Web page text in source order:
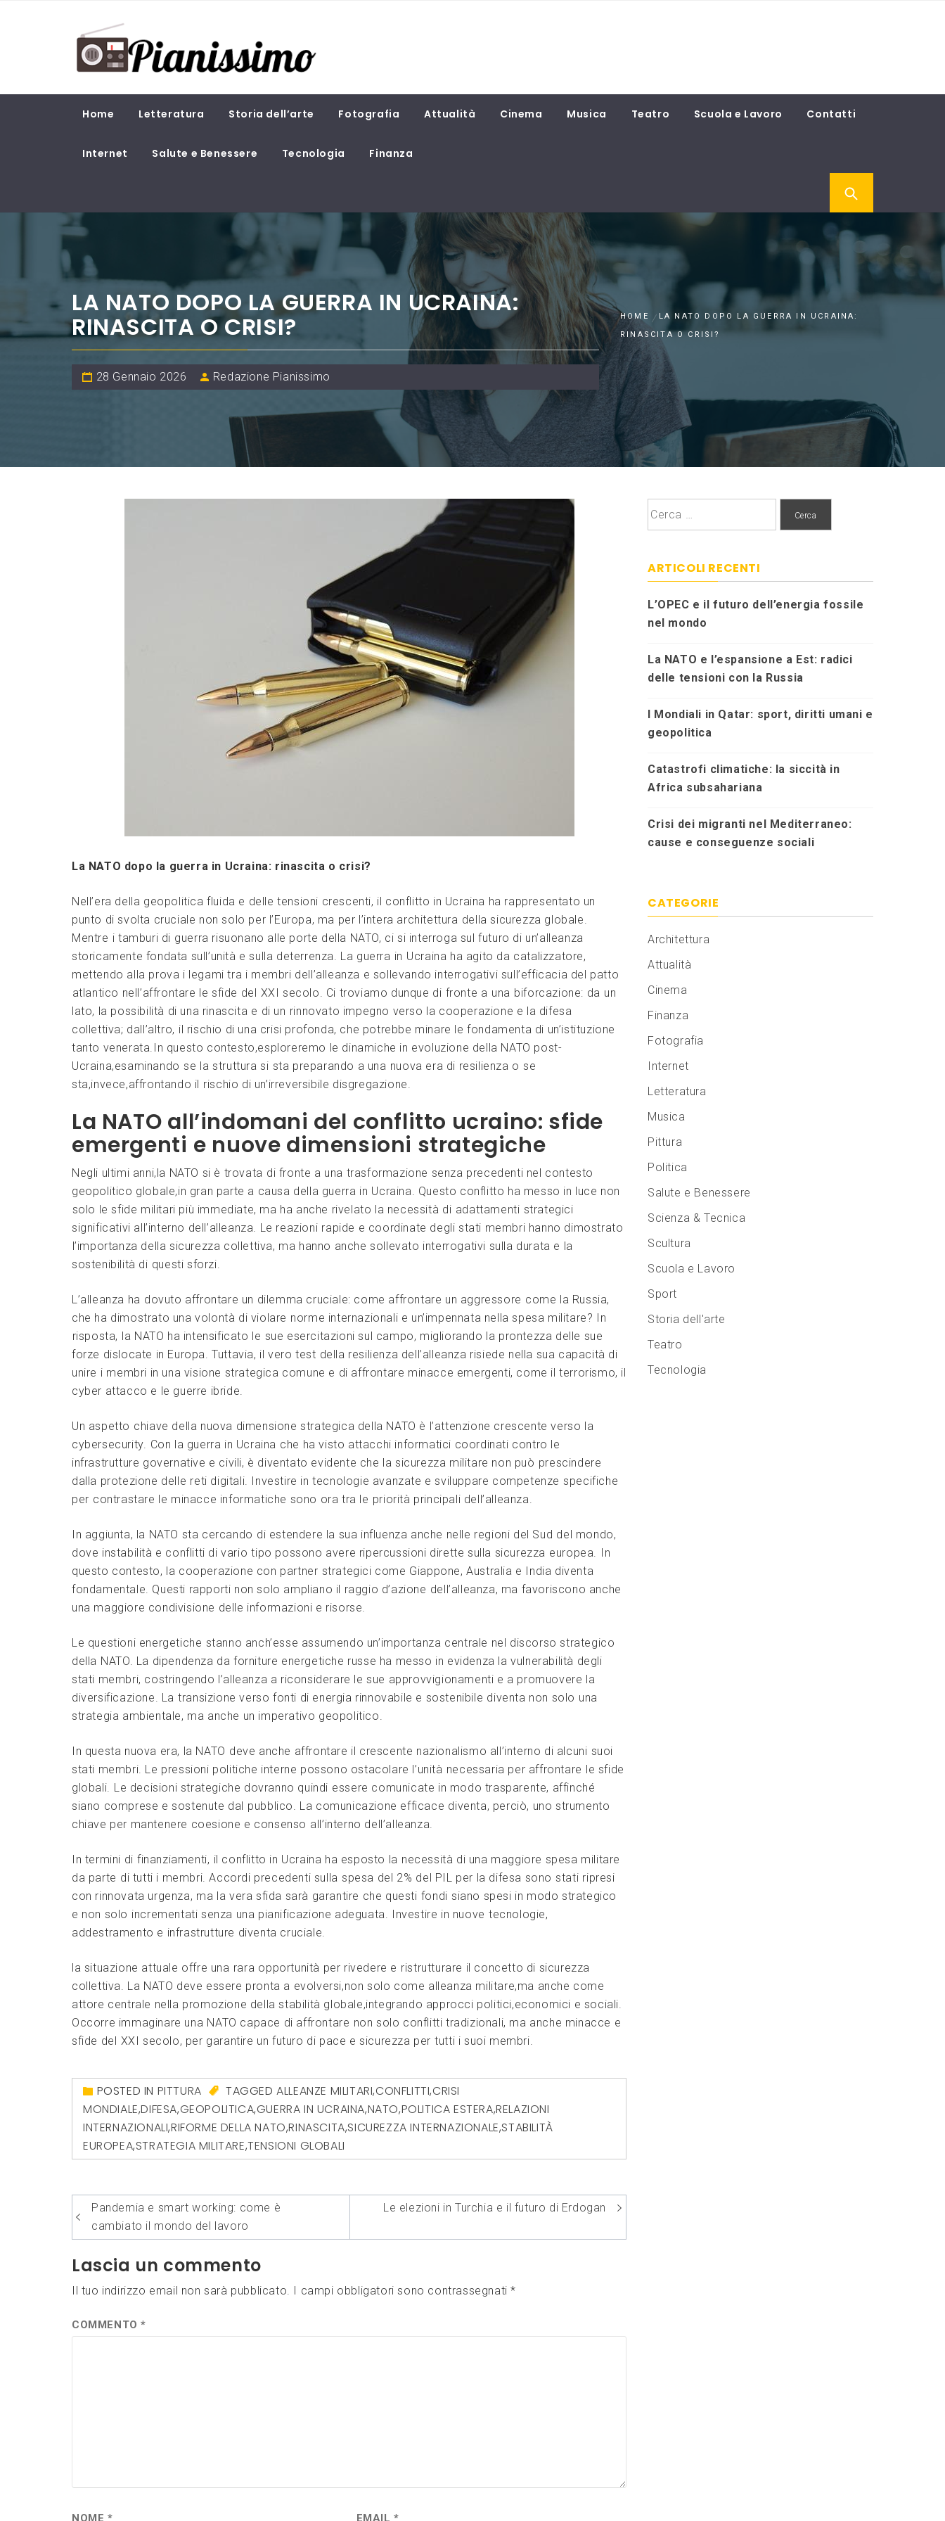
PIANISSIMO
Home Letteratura Storia dell’arte Fotografia Attualità Cinema Musica Teatro Scuola e Lavoro Contatti
Internet Salute e Benessere Tecnologia Finanza
LA NATO DOPO LA GUERRA IN UCRAINA:
RINASCITA O CRISI?
28 Gennaio 2026 Redazione Pianissimo
HOME
LA NATO DOPO LA GUERRA IN UCRAINA:
RINASCITA O CRISI?
La NATO ‍dopo​ la ‍guerra in Ucraina: rinascita o crisi?
Nell’era della geopolitica fluida‍ e delle tensioni crescenti, il conflitto​ in Ucraina​ ha ​rappresentato un
punto ​di svolta cruciale​ non‍ solo per l’Europa, ma per l’intera​ architettura ⁣della sicurezza globale.
Mentre ⁢i ‌tamburi di ⁤guerra risuonano ‍alle​ porte della NATO, ‌ci si interroga sul futuro ‌di un’alleanza
storicamente fondata sull’unità e sulla deterrenza. La guerra⁤ in ⁢Ucraina ha‍ agito​ da catalizzatore,
mettendo ​alla prova​ i legami tra i membri dell’alleanza e sollevando interrogativi sull’efficacia del patto
⁤atlantico nell’affrontare le sfide del ⁤XXI secolo. Ci troviamo dunque di ⁤fronte⁢ a ⁢una ⁤biforcazione: da⁤ un‍
lato, la​ possibilità di una rinascita⁢ e di un ⁤rinnovato ​impegno verso la ‌cooperazione​ e la difesa
collettiva; dall’altro,⁢ il rischio​ di una crisi profonda,​ che potrebbe minare​ le fondamenta di un’istituzione
tanto venerata.In questo contesto,esploreremo le ​dinamiche‌ in‍ evoluzione della‌ NATO post-
Ucraina,esaminando⁤ se⁢ la struttura‍ si⁢ sta preparando a ‌una ⁢nuova era di resilienza o⁢ se
sta,invece,affrontando il ⁤rischio di un’irreversibile disgregazione.
La NATO⁣ all’indomani del conflitto ​ucraino:‍ sfide⁢
emergenti⁢ e⁣ nuove dimensioni strategiche
Negli ultimi anni,la NATO si è trovata⁤ di ‌fronte‍ a una trasformazione senza precedenti‌ nel contesto
geopolitico globale,in‌ gran parte a causa della guerra in ⁣Ucraina. Questo conflitto ha messo in luce non
⁢solo le sfide militari più immediate, ‌ma ‌ha anche rivelato la necessità⁤ di⁤ adattamenti⁣ strategici
significativi all’interno dell’alleanza. Le reazioni ⁤rapide​ e coordinate degli stati membri hanno dimostrato
⁣l’importanza ‍della sicurezza collettiva, ma hanno anche sollevato interrogativi sulla durata e la
sostenibilità di⁣ questi‌ sforzi.
L’alleanza ha ⁣dovuto affrontare un dilemma ‍cruciale: come affrontare ​un aggressore ⁤come la Russia,
che ha dimostrato una volontà di violare⁢ norme internazionali e un’impennata nella spesa militare? In
⁤risposta, ⁢la NATO​ ha intensificato le⁤ sue esercitazioni sul‍ campo, migliorando la prontezza delle sue
forze dislocate in Europa. Tuttavia, il vero test ⁢della resilienza dell’alleanza risiede nella sua capacità di
unire i ⁣membri ‍in una visione strategica comune e di​ affrontare minacce​ emergenti, come il terrorismo, il
cyber attacco e le ‍guerre ibride.
Un aspetto ⁤chiave della ​nuova dimensione strategica della NATO‍ è l’attenzione crescente verso la
cybersecurity.⁢ Con la guerra ​in‍ Ucraina ⁣che‌ ha visto attacchi informatici coordinati contro le
infrastrutture governative e civili, è diventato evidente ​che ‍la ​sicurezza militare non può⁤ prescindere
dalla protezione‌ delle ⁤reti digitali. Investire in tecnologie avanzate ‌e ​sviluppare competenze ⁣specifiche
per ⁤contrastare le minacce ‌informatiche ‌sono ora tra le ⁤priorità principali dell’alleanza.
In aggiunta, la NATO sta cercando ⁢di estendere la sua influenza anche nelle‌ regioni del‍ Sud⁢ del ‍mondo,
‍dove instabilità e conflitti di vario ⁤tipo possono avere ripercussioni dirette sulla sicurezza⁢ europea. ⁣In
‌questo contesto, la cooperazione con partner ⁣strategici come Giappone, Australia e India diventa
fondamentale. Questi rapporti non solo ampliano il raggio d’azione ⁣dell’alleanza,‌ ma ‌favoriscono anche
una maggiore condivisione delle informazioni e risorse.
Le questioni energetiche ⁢stanno anch’esse assumendo un’importanza centrale nel discorso strategico
della⁢ NATO.​ La dipendenza‌ da forniture energetiche russe ha messo in evidenza la vulnerabilità​ degli
stati membri, costringendo l’alleanza ‌a riconsiderare le sue approvvigionamenti e a promuovere la
diversificazione. La⁤ transizione verso​ fonti di energia rinnovabile e sostenibile⁤ diventa non solo ⁣una⁤
strategia ambientale, ma anche un imperativo geopolitico.
In ​questa nuova era, la NATO ⁣deve anche affrontare il crescente‍ nazionalismo all’interno di alcuni⁤ suoi⁣
stati membri. Le‍ pressioni politiche‍ interne possono ostacolare l’unità⁤ necessaria per affrontare ⁢le sfide
globali. ⁢Le decisioni strategiche dovranno quindi ⁣essere comunicate in​ modo ‌trasparente, affinché
siano ‍comprese e ‍sostenute dal ⁤pubblico. La comunicazione efficace⁢ diventa, perciò, uno‌ strumento
chiave per mantenere coesione e consenso⁢ all’interno dell’alleanza.
In termini di ⁤finanziamenti,⁣ il conflitto in Ucraina ha esposto la⁢ necessità di una maggiore spesa militare
da parte⁤ di​ tutti i‌ membri. Accordi precedenti sulla⁣ spesa del 2%⁣ del PIL‍ per la difesa sono ⁤stati ⁤ripresi
con rinnovata urgenza,⁤ ma‌ la vera ​sfida sarà garantire ‍che questi⁣ fondi⁢ siano spesi in modo strategico
e non solo⁤ incrementati senza una​ pianificazione adeguata. Investire in nuove⁣ tecnologie,
addestramento e infrastrutture diventa cruciale.
la situazione attuale offre una⁣ rara⁢ opportunità per rivedere e ⁤ristrutturare il concetto di sicurezza
collettiva. La NATO deve essere​ pronta a evolversi,non solo come alleanza militare,ma anche come
attore‌ centrale nella promozione ‍della​ stabilità​ globale,integrando approcci politici,economici e sociali.
Occorre immaginare una ⁢NATO capace di affrontare ⁤non solo conflitti tradizionali, ma ​anche ​minacce e
sfide ‍del ⁢XXI secolo, per garantire un futuro di‌ pace e sicurezza per ⁤tutti i suoi membri.
POSTED IN PITTURA TAGGEDALLEANZE MILITARI,CONFLITTI,CRISI
MONDIALE,DIFESA,GEOPOLITICA,GUERRA IN UCRAINA,NATO,POLITICA ESTERA,RELAZIONI
INTERNAZIONALI,RIFORME DELLA NATO,RINASCITA,SICUREZZA INTERNAZIONALE,STABILITÀ
EUROPEA,STRATEGIA MILITARE,TENSIONI GLOBALI
Navigazione
articoli
Pandemia e smart working: come è
cambiato il mondo del lavoro
Le elezioni in Turchia e il futuro di Erdogan
Lascia un commento
Il tuo indirizzo email non sarà pubblicato. I campi obbligatori sono contrassegnati*
COMMENTO*
NOME * EMAIL*
Ricerca
ARTICOLI RECENTI
L’OPEC e il futuro dell’energia fossile
nel mondo
La NATO e l’espansione a Est: radici
delle tensioni con la Russia
I Mondiali in Qatar: sport, diritti umani e
geopolitica
Catastrofi climatiche: la siccità in
Africa subsahariana
Crisi dei migranti nel Mediterraneo:
cause e conseguenze sociali
CATEGORIE
Architettura
Attualità
Cinema
Finanza
Fotografia
Internet
Letteratura
Musica
Pittura
Politica
Salute e Benessere
Scienza & Tecnica
Scultura
Scuola e Lavoro
Sport
Storia dell'arte
Teatro
Tecnologia